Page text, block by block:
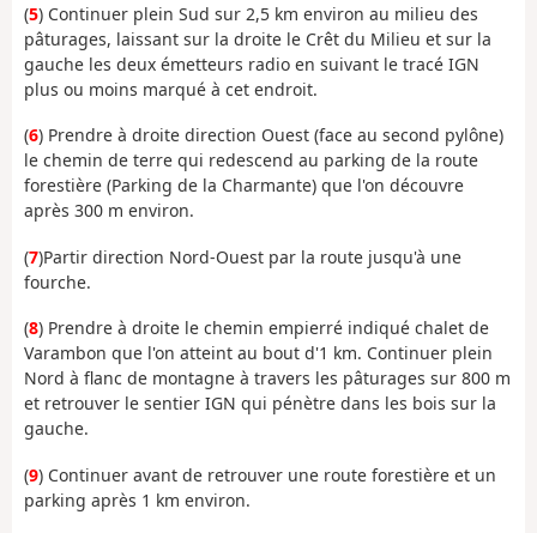
(5) Continuer plein Sud sur 2,5 km environ au milieu des
pâturages, laissant sur la droite le Crêt du Milieu et sur la
gauche les deux émetteurs radio en suivant le tracé IGN
plus ou moins marqué à cet endroit.
(6) Prendre à droite direction Ouest (face au second pylône)
le chemin de terre qui redescend au parking de la route
forestière (Parking de la Charmante) que l'on découvre
après 300 m environ.
(7)Partir direction Nord-Ouest par la route jusqu'à une
fourche.
(8) Prendre à droite le chemin empierré indiqué chalet de
Varambon que l'on atteint au bout d'1 km. Continuer plein
Nord à flanc de montagne à travers les pâturages sur 800 m
et retrouver le sentier IGN qui pénètre dans les bois sur la
gauche.
(9) Continuer avant de retrouver une route forestière et un
parking après 1 km environ.